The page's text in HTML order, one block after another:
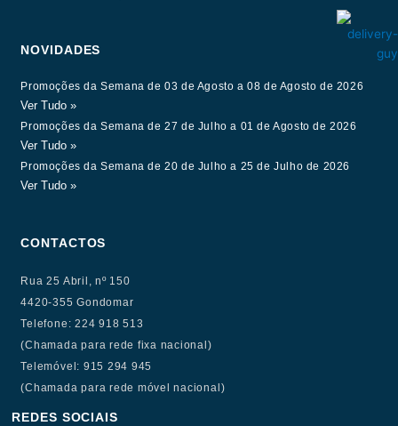
NOVIDADES
Promoções da Semana de 03 de Agosto a 08 de Agosto de 2026
Ver Tudo »
Promoções da Semana de 27 de Julho a 01 de Agosto de 2026
Ver Tudo »
Promoções da Semana de 20 de Julho a 25 de Julho de 2026
Ver Tudo »
CONTACTOS
Rua 25 Abril, nº 150
4420-355 Gondomar
Telefone: 224 918 513
(Chamada para rede fixa nacional)
Telemóvel: 915 294 945
(Chamada para rede móvel nacional)
REDES SOCIAIS